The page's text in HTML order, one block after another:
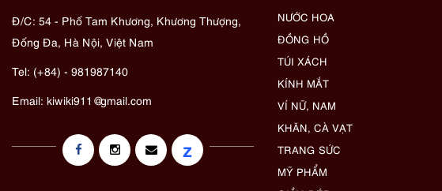
Đ/C: 54 - Phố Tam Khương, Khương Thượng,
Đống Đa, Hà Nội, Việt Nam
Tel: (+84) - 981987140
Email: kiwiki911@gmail.com
z
NƯỚC HOA
ĐỒNG HỒ
TÚI XÁCH
KÍNH MẮT
VÍ NỮ, NAM
KHĂN, CÀ VẠT
TRANG SỨC
MỸ PHẨM